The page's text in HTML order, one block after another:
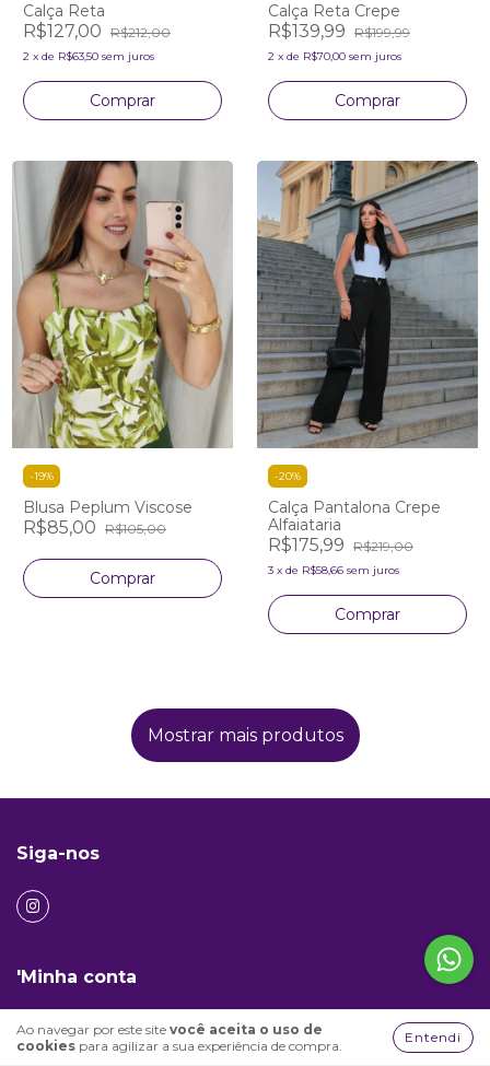
Ao navegar por este site você aceita o uso de
cookies para agilizar a sua experiência de compra.
Entendi
Calça Reta
R$127,00 R$212,00
2 x de R$63,50 sem juros
Comprar
Calça Reta Crepe
R$139,99 R$199,99
2 x de R$70,00 sem juros
Comprar
-19%
Blusa Peplum Viscose
R$85,00 R$105,00
Comprar
-20%
Calça Pantalona Crepe
Alfaiataria
R$175,99 R$219,00
3 x de R$58,66 sem juros
Comprar
Mostrar mais produtos
Siga-nos
'Minha conta
Sobre nós